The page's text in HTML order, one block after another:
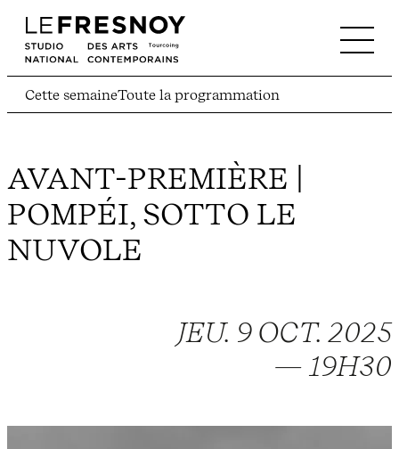
Cette semaineToute la programmation
AVANT-PREMIÈRE |
POMPÉI, SOTTO LE
NUVOLE
JEU. 9 OCT. 2025
— 19H30